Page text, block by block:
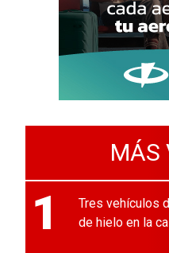
MÁS
1
Tres vehículos
de hielo en la